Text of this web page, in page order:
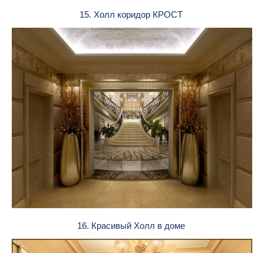
15. Холл коридор КРОСТ
16. Красивый Холл в доме